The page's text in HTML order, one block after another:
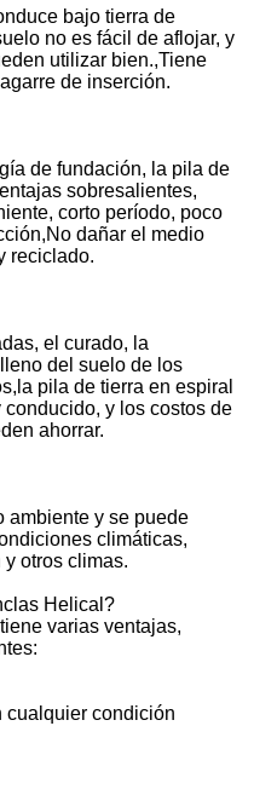
bajo tierra de
no es fácil de aflojar, y
utilizar bien.,Tiene
de inserción.
de fundación, la pila de
sobresalientes,
corto período, poco
dañar el medio
reciclado.
el curado, la
del suelo de los
pila de tierra en espiral
y los costos de
ahorrar.
ambiente y se puede
climáticas,
otros climas.
Helical?
varias ventajas,
cualquier condición